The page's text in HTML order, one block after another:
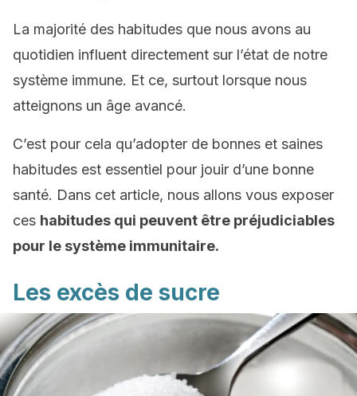
La majorité des habitudes que nous avons au
quotidien influent directement sur l’état de notre
système immune. Et ce, surtout lorsque nous
atteignons un âge avancé.
C’est pour cela qu’adopter de bonnes et saines
habitudes est essentiel pour jouir d’une bonne
santé. Dans cet article, nous allons vous exposer
ces habitudes qui peuvent être préjudiciables
pour le système immunitaire.
Les excès de sucre